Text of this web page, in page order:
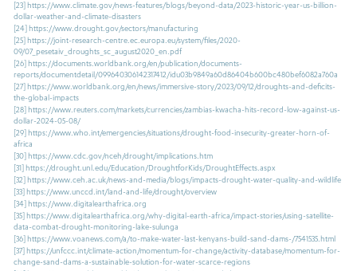
[23] https://www.climate.gov/news-features/blogs/beyond-data/2023-historic-year-us-billion-
dollar-weather-and-climate-disasters
[24] https://www.drought.gov/sectors/manufacturing
[25] https://joint-research-centre.ec.europa.eu/system/files/2020-
09/07_pesetaiv_droughts_sc_august2020_en.pdf
[26] https://documents.worldbank.org/en/publication/documents-
reports/documentdetail/099640306142317412/idu03b9849a60d86404b600bc480bef6082a760a
[27] https://www.worldbank.org/en/news/immersive-story/2023/09/12/droughts-and-deficits-
the-global-impacts
[28] https://www.reuters.com/markets/currencies/zambias-kwacha-hits-record-low-against-us-
dollar-2024-05-08/
[29] https://www.who.int/emergencies/situations/drought-food-insecurity-greater-horn-of-
africa
[30] https://www.cdc.gov/nceh/drought/implications.htm
[31] https://drought.unl.edu/Education/DroughtforKids/DroughtEffects.aspx
[32] https://www.ceh.ac.uk/news-and-media/blogs/impacts-drought-water-quality-and-wildlife
[33] https://www.unccd.int/land-and-life/drought/overview
[34] https://www.digitalearthafrica.org
[35] https://www.digitalearthafrica.org/why-digital-earth-africa/impact-stories/using-satellite-
data-combat-drought-monitoring-lake-sulunga
[36] https://www.voanews.com/a/to-make-water-last-kenyans-build-sand-dams-/7541535.html
[37] https://unfccc.int/climate-action/momentum-for-change/activity-database/momentum-for-
change-sand-dams-a-sustainable-solution-for-water-scarce-regions